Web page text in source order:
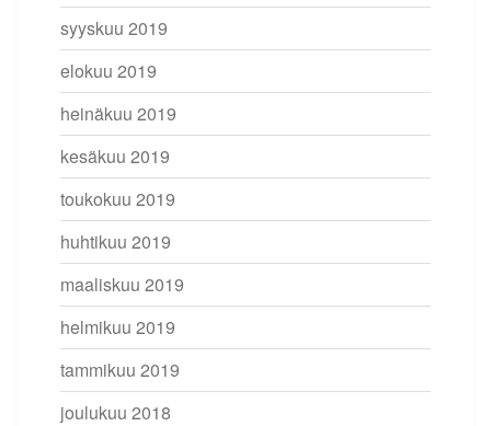
syyskuu 2019
elokuu 2019
heinäkuu 2019
kesäkuu 2019
toukokuu 2019
huhtikuu 2019
maaliskuu 2019
helmikuu 2019
tammikuu 2019
joulukuu 2018